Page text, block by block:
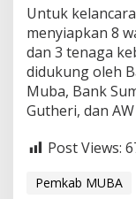
Untuk
menyiapkan 8
dan 3 tenaga
didukung oleh
Muba, Bank
Gutheri, dan AW
Post Views:
Pemkab MUBA